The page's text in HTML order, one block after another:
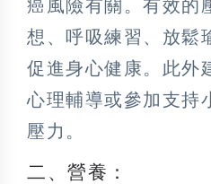
癌風險有關。有效的
想、呼吸練習、放鬆
促進身心健康。此外
心理輔導或參加支持
壓力。
二、營養：